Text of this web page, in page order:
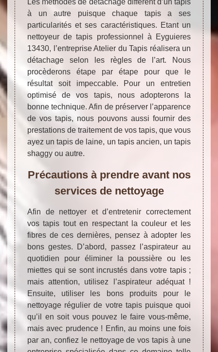
à un autre puisque chaque tapis a ses
particularités et ses caractéristiques. Etant un
nettoyeur de tapis professionnel à Eyguieres
13430, l’entreprise Atelier du Tapis réalisera un
détachage selon les règles de l’art. Nous
procèderons étape par étape pour que le
résultat soit impeccable. Pour un entretien
optimisé de vos tapis, nous adopterons la
bonne technique. Afin de préserver l’apparence
de vos tapis, nous pouvons aussi fournir des
prestations de traitement de vos tapis, que vous
ayez un tapis de laine, un tapis ancien, un tapis
shaggy ou autre.
Précautions à prendre avant nos
services de nettoyage
Afin de nettoyer et d’entretenir correctement
vos tapis tout en respectant la couleur et les
fibres de ces dernières, pensez à adopter les
bons gestes. D’abord, passez l’aspirateur au
quotidien pour éliminer la poussière ou les
miettes qui se sont incrustés dans votre tapis ;
mais attention, utilisez l’aspirateur adéquat !
Ensuite, utiliser les bons produits pour le
nettoyage régulier de votre tapis puisque quoi
qu’il en soit vous pouvez le faire vous-même,
mais avec prudence ! Enfin, au moins une fois
par an, confiez le nettoyage de vos tapis à une